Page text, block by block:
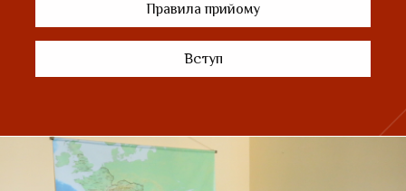
Правила прийому
Вступ